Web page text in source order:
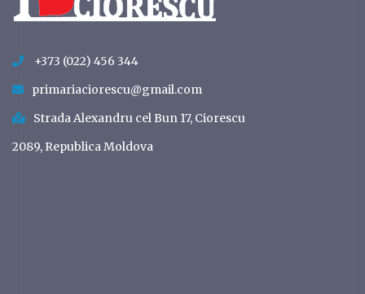
+373 (022) 456 344
primariaciorescu@gmail.com
Strada Alexandru cel Bun 17, Ciorescu
2089, Republica Moldova